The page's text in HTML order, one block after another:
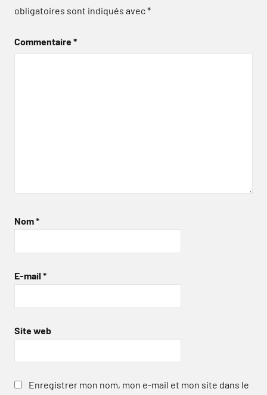
obligatoires sont indiqués avec*
Commentaire*
Nom*
E-mail *
Site web
Enregistrer mon nom, mon e-mail et mon site dans le